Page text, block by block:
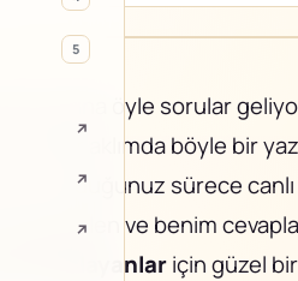
5
↗
↗
↗
altına öyle sorular
aklımda böyle bir
sorduğunuz sürece
gelen ve benim
başlayanlariçin güzel